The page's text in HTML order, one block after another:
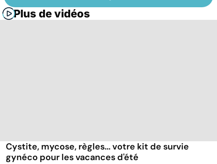
Plus de vidéos
Cystite, mycose, règles... votre kit de survie
gynéco pour les vacances d'été